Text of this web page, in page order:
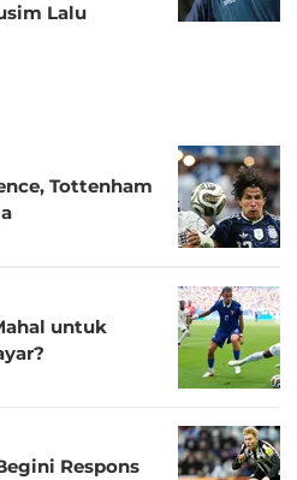
Lalu
Tottenham
untuk
Respons